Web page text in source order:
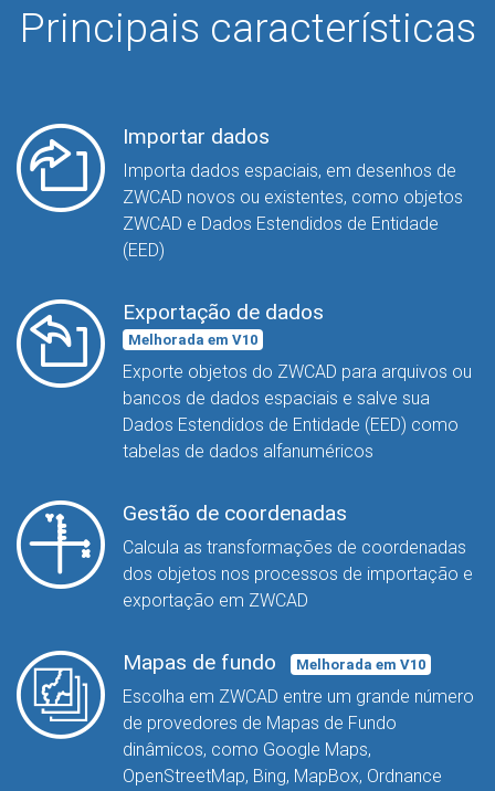
Principais características
Importar dados
Importa dados espaciais, em desenhos de
ZWCAD novos ou existentes, como objetos
ZWCAD e Dados Estendidos de Entidade
(EED)
Exportação de dados
Melhorada em V10
Exporte objetos do ZWCAD para arquivos ou
bancos de dados espaciais e salve sua
Dados Estendidos de Entidade (EED) como
tabelas de dados alfanuméricos
Gestão de coordenadas
Calcula as transformações de coordenadas
dos objetos nos processos de importação e
exportação em ZWCAD
Mapas de fundo Melhorada em V10
Escolha em ZWCAD entre um grande número
de provedores de Mapas de Fundo
dinâmicos, como Google Maps,
OpenStreetMap, Bing, MapBox, Ordnance